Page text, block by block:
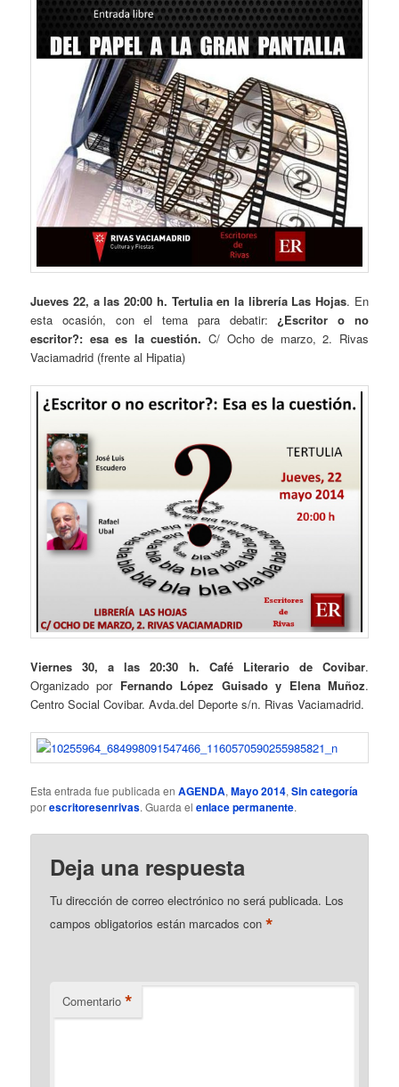
Jueves 22, a las 20:00 h. Tertulia en la librería Las Hojas. En
esta ocasión, con el tema para debatir:¿Escritor o no
escritor?: esa es la cuestión. C/ Ocho de marzo, 2. Rivas
Vaciamadrid (frente al Hipatia)
Viernes 30, a las 20:30 h. Café Literario de Covibar.
Organizado porFernando López Guisado y Elena Muñoz.
Centro Social Covibar. Avda.del Deporte s/n. Rivas Vaciamadrid.
Esta entrada fue publicada enAGENDA,Mayo 2014,Sin categoría
porescritoresenrivas. Guarda elenlace permanente.
Deja una respuesta
Tu dirección de correo electrónico no será publicada. Los
campos obligatorios están marcados con*
Comentario *